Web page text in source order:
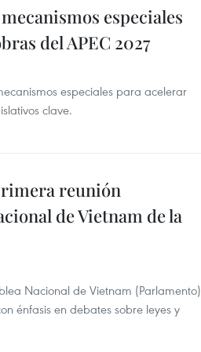
especiales
del APEC 2027
especiales para acelerar
clave.
reunión
de Vietnam de la
Nacional de Vietnam (Parlamento)
énfasis en debates sobre leyes y